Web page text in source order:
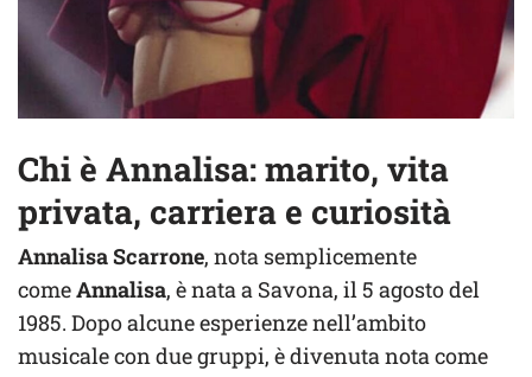
Chi è Annalisa: marito, vita
privata, carriera e curiosità
Annalisa Scarrone, nota semplicemente
comeAnnalisa, è nata a Savona, il 5 agosto del
1985. Dopo alcune esperienze nell’ambito
musicale con due gruppi, è divenuta nota come